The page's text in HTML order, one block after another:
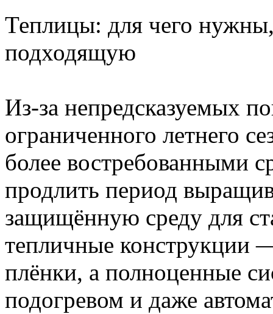
Теплицы: для чего
подходящую
Из-за непредсказуемых
ограниченного летнего
более востребованными
продлить период
защищённую среду для
тепличные конструкции
плёнки, а полноценные
подогревом и даже